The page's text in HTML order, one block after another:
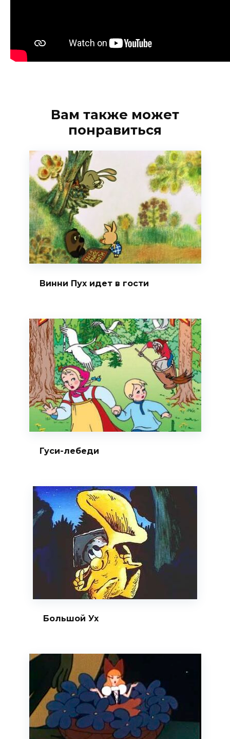
Вам также может
понравиться
Винни Пух идет в гости
Гуси-лебеди
Большой Ух